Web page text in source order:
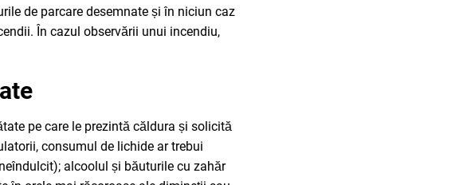
de parcare desemnate și în niciun caz
În cazul observării unui incendiu,
pe care le prezintă căldura și solicită
consumul de lichide ar trebui
alcoolul și băuturile cu zahăr